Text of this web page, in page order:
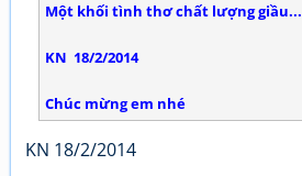
Một khối tình thơ chất lượng giầu...
KN 18/2/2014
Chúc mừng em nhé
KN 18/2/2014